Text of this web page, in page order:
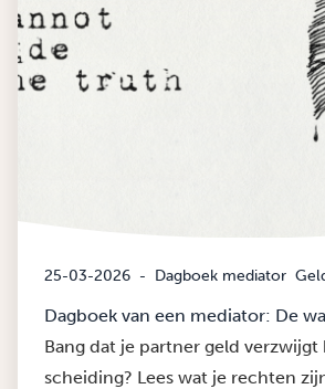
25-03-2026 - Dagboek mediator
Dagboek van een mediator: De
Bang dat je partner geld verzwijgt
scheiding? Lees wat je rechten